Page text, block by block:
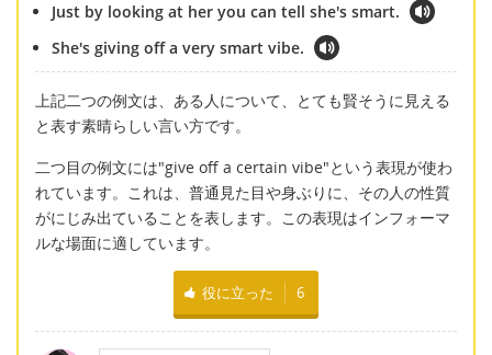
Just by looking at her you can tell she's smart.
She's giving off a very smart vibe.
上記二つの例文は、ある人について、とても賢そうに見える
と表す素晴らしい言い方です。
二つ目の例文には"give off a certain vibe"という表現が使わ
れています。これは、普通見た目や身ぶりに、その人の性質
がにじみ出ていることを表します。この表現はインフォーマ
ルな場面に適しています。
役に立った 6